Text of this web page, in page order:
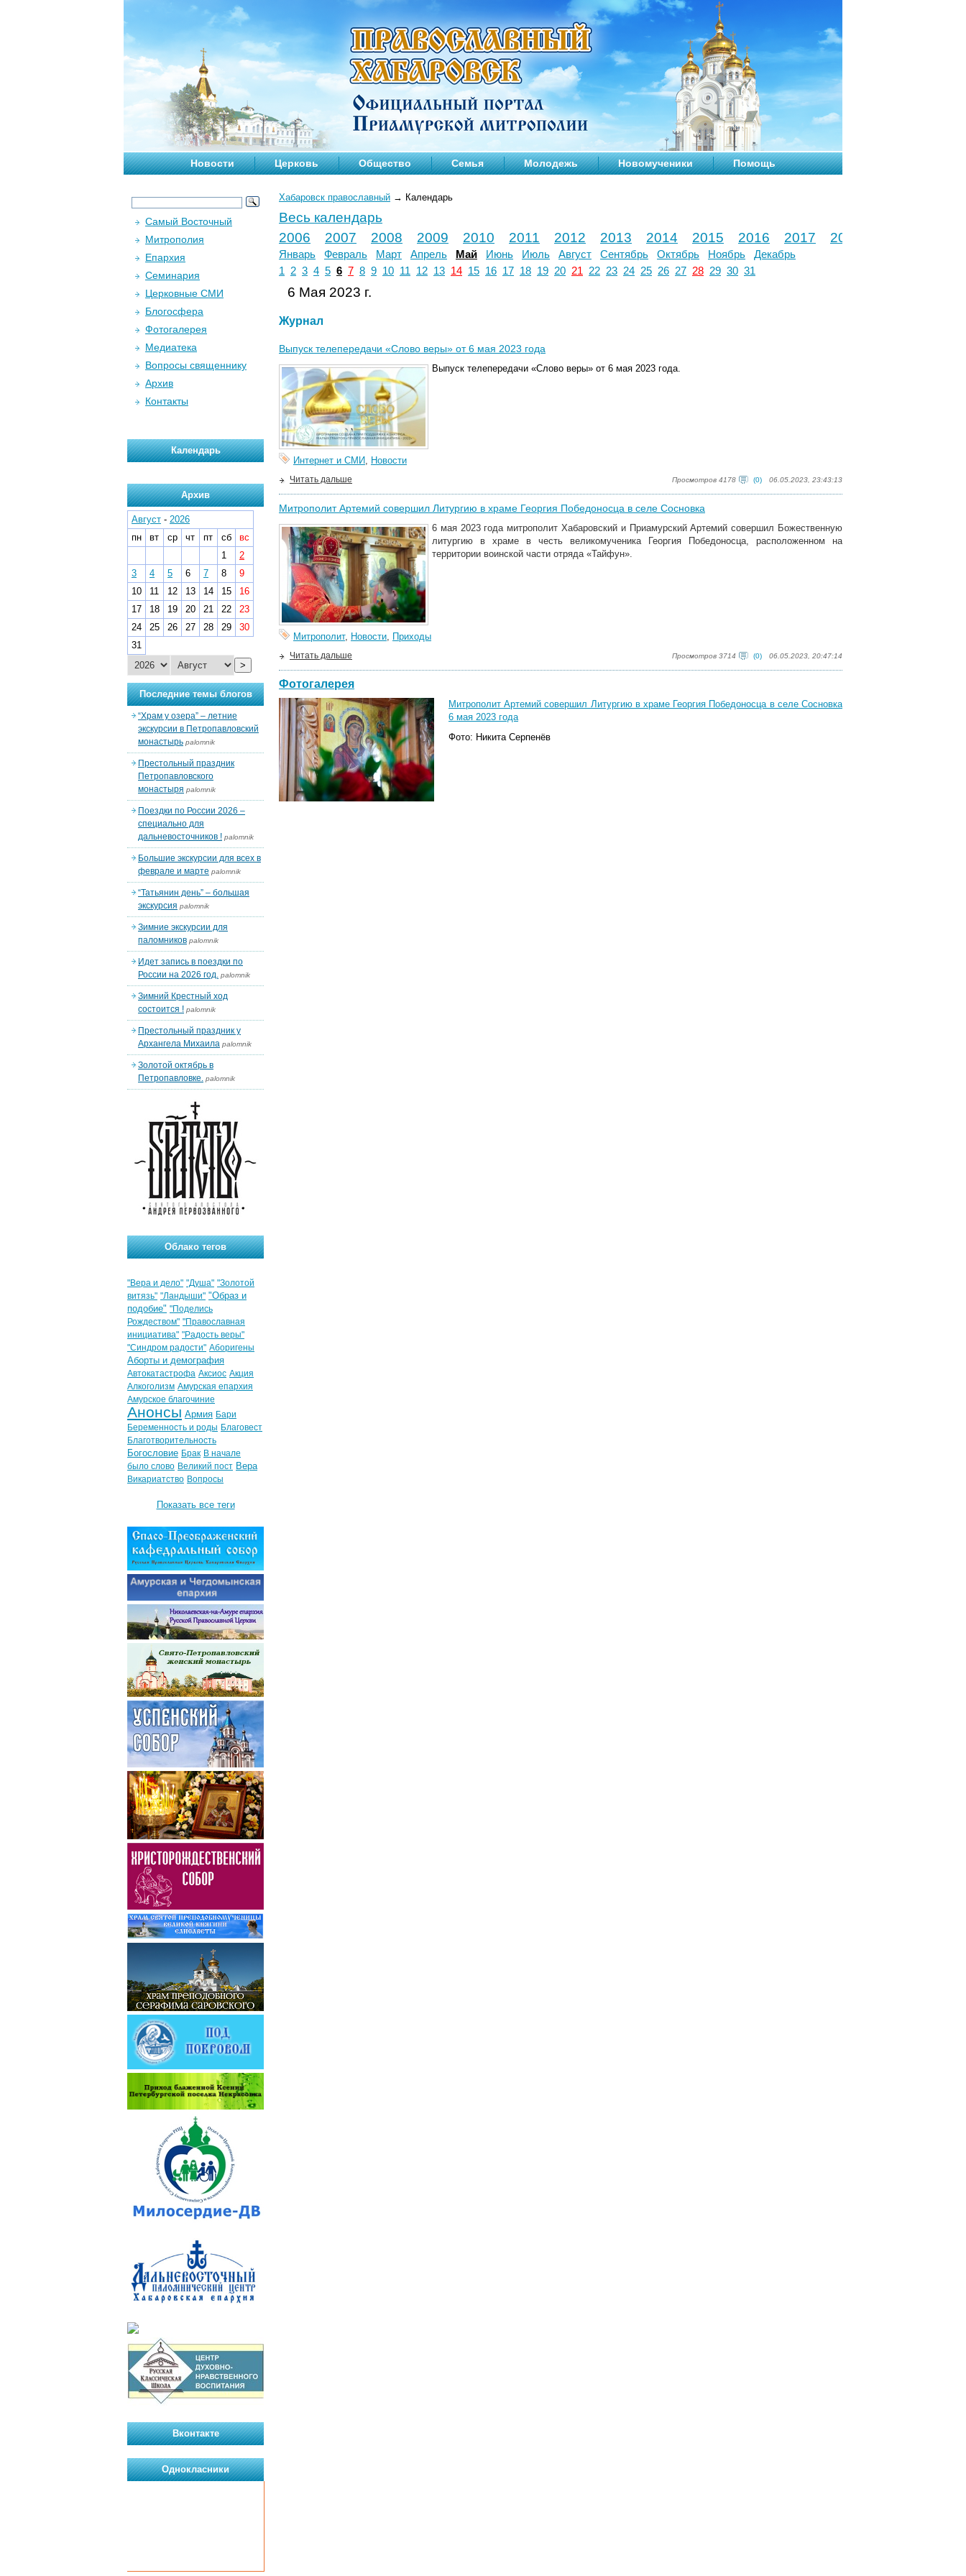
Новости Церковь Общество Семья Молодежь Новомученики Помощь
Хабаровск православный → Календарь
Весь календарь
2006
2007 2008 2009 2010 2011 2012 2013 2014 2015 2016 2017 2018
Январь Февраль Март Апрель Май Июнь Июль Август Сентябрь Октябрь Ноябрь
Декабрь
1
2 3 4 5 6 7 8 9 10 11 12 13 14 15 16 17 18 19 20 21 22 23 24 25 26 27 28 29 30 31
6 Мая 2023 г.
Журнал
Выпуск телепередачи «Слово веры» от 6 мая 2023 года
Выпуск телепередачи «Слово веры» от 6 мая 2023 года.
Интернет и СМИ, Новости
Просмотров 4178 (0) 06.05.2023, 23:43:13
Читать дальше
Митрополит Артемий совершил Литургию в храме Георгия Победоносца в селе Сосновка
6 мая 2023 года митрополит Хабаровский и Приамурский Артемий совершил Божественную
литургию в храме в честь великомученика Георгия Победоносца, расположенном на
территории воинской части отряда «Тайфун».
Митрополит, Новости, Приходы
Просмотров 3714 (0) 06.05.2023, 20:47:14
Читать дальше
Фотогалерея
Митрополит Артемий совершил Литургию в храме Георгия Победоносца в селе Сосновка
6 мая 2023 года
Фото: Никита Серпенёв
Самый Восточный
Митрополия
Епархия
Семинария
Церковные СМИ
Блогосфера
Фотогалерея
Медиатека
Вопросы священнику
Архив
Контакты
Календарь
Архив
Август - 2026
пн
вт ср чт пт сб
вс
1
2
3
4 5 6 7 8
9
10
11 12 13 14 15
16
17
18 19 20 21 22
23
24
25 26 27 28 29
30
31
>
Последние темы блогов
“Храм у озера” – летние
экскурсии в Петропавловский
монастырь palomnik
Престольный праздник
Петропавловского
монастыря palomnik
Поездки по России 2026 –
специально для
дальневосточников ! palomnik
Большие экскурсии для всех в
феврале и марте palomnik
“Татьянин день” – большая
экскурсия palomnik
Зимние экскурсии для
паломников palomnik
Идет запись в поездки по
России на 2026 год. palomnik
Зимний Крестный ход
состоится ! palomnik
Престольный праздник у
Архангела Михаила palomnik
Золотой октябрь в
Петропавловке. palomnik
Облако тегов
"Вера и дело" "Душа" "Золотой
витязь" "Ландыши" "Образ и
подобие" "Поделись
Рождеством" "Православная
инициатива" "Радость веры"
"Синдром радости" Аборигены
Аборты и демография
Автокатастрофа Аксиос Акция
Алкоголизм Амурская епархия
Амурское благочиние
Анонсы Армия Бари
Беременность и роды Благовест
Благотворительность
Богословие Брак В начале
было слово Великий пост Вера
Викариатство Вопросы
Показать все теги
Вконтакте
Однокласники